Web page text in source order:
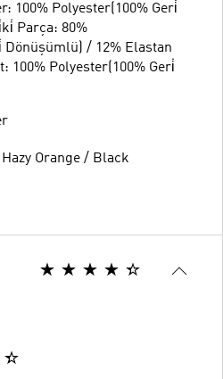
100% Polyester(100% Geri̇
Parça: 80%
Dönüşümlü) / 12% Elastan
100% Polyester(100% Geri̇
Orange / Black